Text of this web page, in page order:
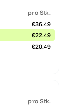
pro Stk.
€36.49
€22.49
€20.49
pro Stk.